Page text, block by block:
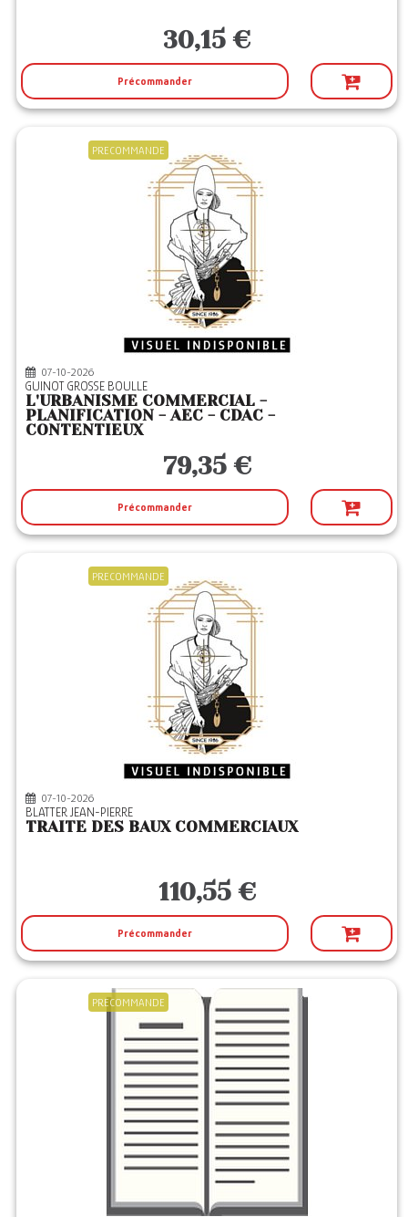
30,15 €
Précommander
PRECOMMANDE
07-10-2026
GUINOT GROSSE BOULLE
L'URBANISME COMMERCIAL -
PLANIFICATION - AEC - CDAC -
CONTENTIEUX
79,35 €
Précommander
PRECOMMANDE
07-10-2026
BLATTER JEAN-PIERRE
TRAITE DES BAUX COMMERCIAUX
110,55 €
Précommander
PRECOMMANDE